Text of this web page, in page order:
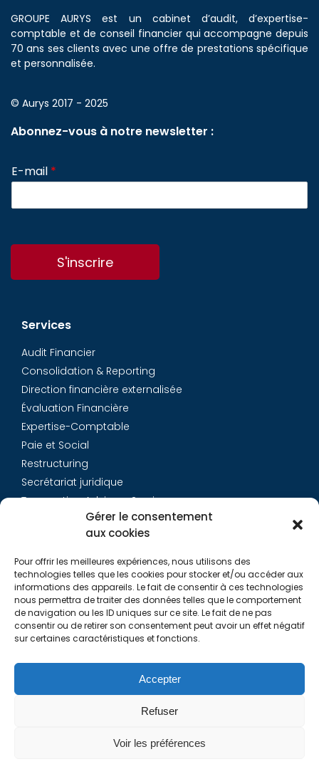
Gérer le consentement
aux cookies
Pour offrir les meilleures expériences, nous utilisons des
technologies telles que les cookies pour stocker et/ou accéder aux
informations des appareils. Le fait de consentir à ces technologies
nous permettra de traiter des données telles que le comportement
de navigation ou les ID uniques sur ce site. Le fait de ne pas
consentir ou de retirer son consentement peut avoir un effet négatif
sur certaines caractéristiques et fonctions.
Accepter
Refuser
Voir les préférences
GROUPE AURYS est un cabinet d’audit, d’expertise-
comptable et de conseil financier qui accompagne depuis
70 ans ses clients avec une offre de prestations spécifique
et personnalisée.
© Aurys 2017 - 2025
Abonnez-vous à notre newsletter :
E-mail *
S'inscrire
Services
Audit Financier
Consolidation & Reporting
Direction financière externalisée
Évaluation Financière
Expertise-Comptable
Paie et Social
Restructuring
Secrétariat juridique
Transaction Advisory Services
Équipe
Carrières
Contact
Liens utiles
Politique de Cookies (EU)